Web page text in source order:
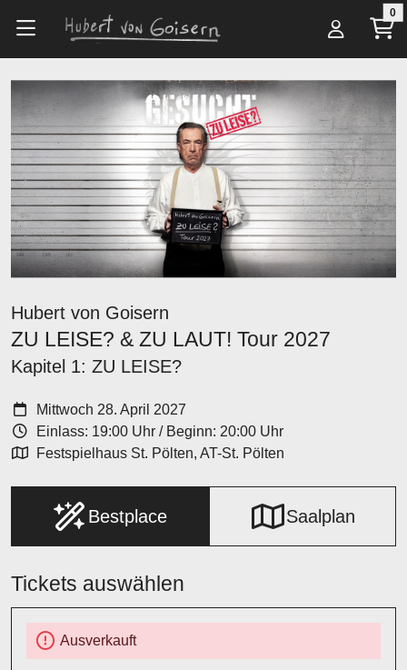
Zum Hauptinhalt springen 0
Alle Artikel
Hubert von Goisern
ZU LEISE? & ZU LAUT! Tour 2027
Kapitel 1: ZU LEISE?
Mittwoch 28. April 2027
Einlass: 19:00 Uhr / Beginn: 20:00 Uhr
Festspielhaus St. Pölten, AT-St. Pölten
Bestplace Saalplan
Tickets auswählen
Ausverkauft